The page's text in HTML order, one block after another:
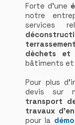
Forte d’une
notre
services
déchets et
bâtiments et
Pour plus
devis sur
transport
travaux
pour la